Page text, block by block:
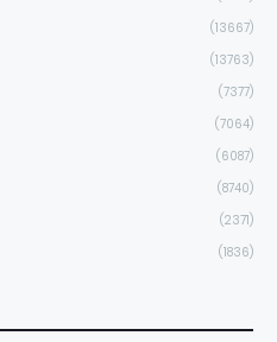
(13667)
(13763)
(7377)
(7064)
(6087)
(8740)
(2371)
(1836)